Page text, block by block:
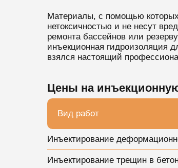
Материалы, с помощью которых
нетоксичностью и не несут
ремонта бассейнов или
инъекционная гидроизоляция
взялся настоящий
Цены на
Вид работ
Инъектирование
Инъектирование трещин в